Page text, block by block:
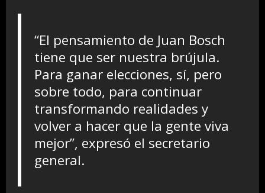
“El pensamiento de Juan Bosch
tiene que ser nuestra brújula.
Para ganar elecciones, sí, pero
sobre todo, para continuar
transformando realidades y
volver a hacer que la gente viva
mejor”, expresó el secretario
general.